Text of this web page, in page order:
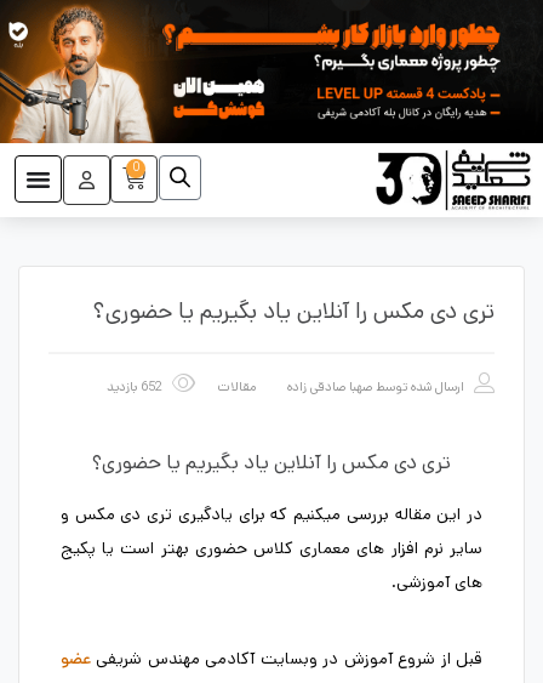
0
تری دی مکس را آنلاین یاد بگیریم یا حضوری؟
ارسال شده توسط صهبا صادقی زاده مقالات
تری دی مکس را آنلاین یاد بگیریم یا حضوری؟
در این مقاله بررسی میکنیم که برای یادگیری تری دی مکس و
سایر نرم افزار های معماری کلاس حضوری بهتر است یا پکیج
های آموزشی.
قبل از شروع آموزش در وبسایت آکادمی مهندس شریفی عضو